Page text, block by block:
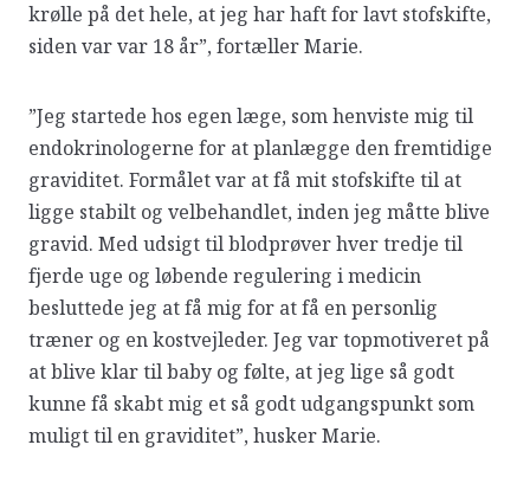
krølle på det hele, at jeg har haft for lavt stofskifte,
siden var var 18 år”, fortæller Marie.
”Jeg startede hos egen læge, som henviste mig til
endokrinologerne for at planlægge den fremtidige
graviditet. Formålet var at få mit stofskifte til at
ligge stabilt og velbehandlet, inden jeg måtte blive
gravid. Med udsigt til blodprøver hver tredje til
fjerde uge og løbende regulering i medicin
besluttede jeg at få mig for at få en personlig
træner og en kostvejleder. Jeg var topmotiveret på
at blive klar til baby og følte, at jeg lige så godt
kunne få skabt mig et så godt udgangspunkt som
muligt til en graviditet”, husker Marie.